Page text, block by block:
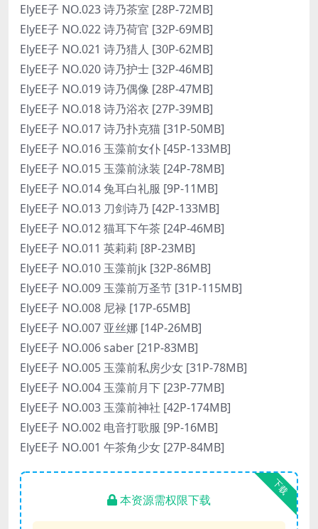
ElyEE子 NO.023 诗乃茶室 [28P-72MB]
ElyEE子 NO.022 诗乃荷官 [32P-69MB]
ElyEE子 NO.021 诗乃猎人 [30P-62MB]
ElyEE子 NO.020 诗乃护士 [32P-46MB]
ElyEE子 NO.019 诗乃偶像 [28P-47MB]
ElyEE子 NO.018 诗乃浴衣 [27P-39MB]
ElyEE子 NO.017 诗乃扑克猫 [31P-50MB]
ElyEE子 NO.016 玉藻前女仆 [45P-133MB]
ElyEE子 NO.015 玉藻前泳装 [24P-78MB]
ElyEE子 NO.014 兔耳白礼服 [9P-11MB]
ElyEE子 NO.013 刀剑诗乃 [42P-133MB]
ElyEE子 NO.012 猫耳下午茶 [24P-46MB]
ElyEE子 NO.011 英莉莉 [8P-23MB]
ElyEE子 NO.010 玉藻前jk [32P-86MB]
ElyEE子 NO.009 玉藻前万圣节 [31P-115MB]
ElyEE子 NO.008 尼禄 [17P-65MB]
ElyEE子 NO.007 亚丝娜 [14P-26MB]
ElyEE子 NO.006 saber [21P-83MB]
ElyEE子 NO.005 玉藻前私房少女 [31P-78MB]
ElyEE子 NO.004 玉藻前月下 [23P-77MB]
ElyEE子 NO.003 玉藻前神社 [42P-174MB]
ElyEE子 NO.002 电音打歌服 [9P-16MB]
ElyEE子 NO.001 午茶角少女 [27P-84MB]
下载
本资源需权限下载